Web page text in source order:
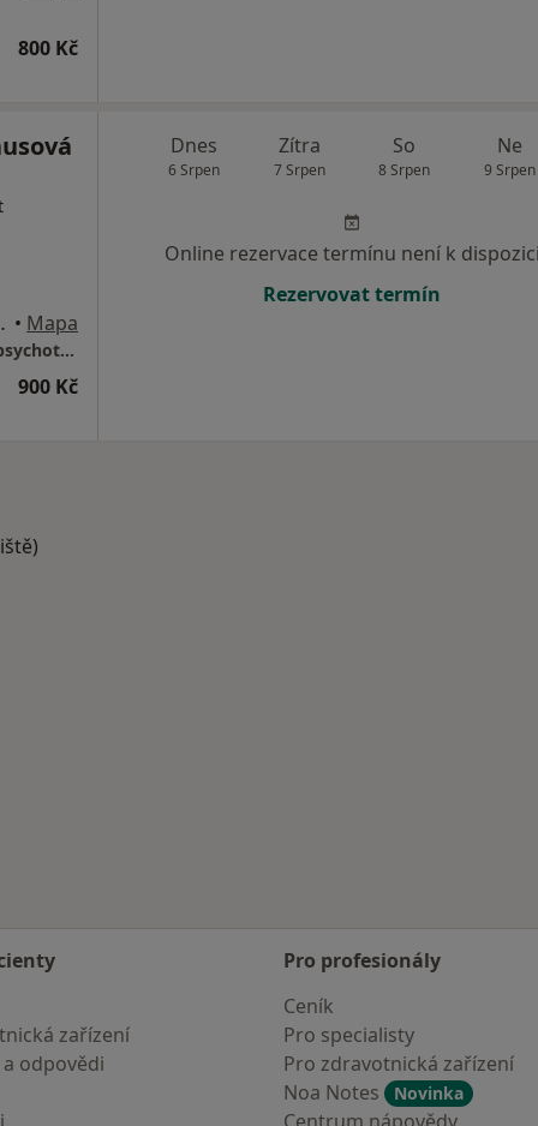
800 Kč
Hradiště) • Mapa
Mgr. Veronika Krausová, DiS. - psycholog a psychoterapeut
900 Kč
Dnes
6 Srpen
Zítra
7 Srpen
So
8 Srpen
Ne
9 Srpen
Online rezervace termínu není k dispozici
Rezervovat termín
zařízení
odpovědi
Pro profesionály
Ceník
Pro specialisty
Pro zdravotnická zařízení
Noa Notes
Novinka